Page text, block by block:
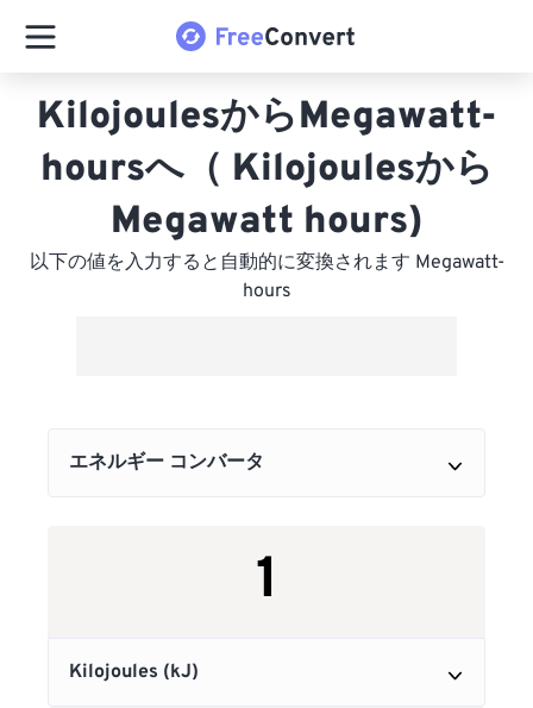
KilojoulesからMegawatt-
hoursへ（ Kilojoulesから
Megawatt hours)
以下の値を入力すると自動的に変換されます Megawatt-
hours